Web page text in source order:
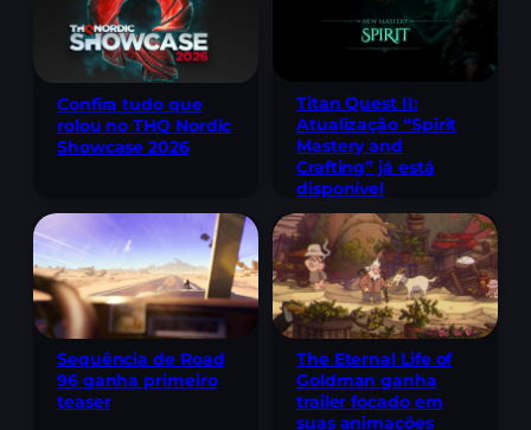
Confira tudo que
rolou no THQ Nordic
Showcase 2026
Titan Quest II:
Atualização “Spirit
Mastery and
Crafting” já está
disponível
Sequência de Road
96 ganha primeiro
teaser
The Eternal Life of
Goldman ganha
trailer focado em
suas animações